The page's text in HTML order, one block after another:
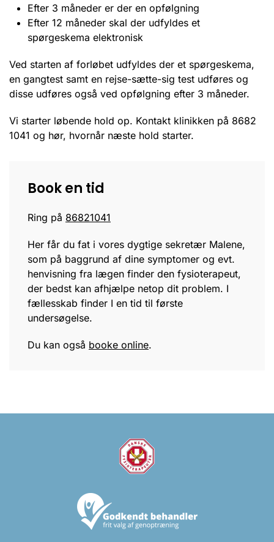
Efter 3 måneder er der en opfølgning
Efter 12 måneder skal der udfyldes et
spørgeskema elektronisk
Ved starten af forløbet udfyldes der et spørgeskema,
en gangtest samt en rejse-sætte-sig test udføres og
disse udføres også ved opfølgning efter 3 måneder.
Vi starter løbende hold op. Kontakt klinikken på 8682
1041 og hør, hvornår næste hold starter.
Book en tid
Ring på 86821041
Her får du fat i vores dygtige sekretær Malene,
som på baggrund af dine symptomer og evt.
henvisning fra lægen finder den fysioterapeut,
der bedst kan afhjælpe netop dit problem. I
fællesskab finder I en tid til første
undersøgelse.
Du kan også booke online.